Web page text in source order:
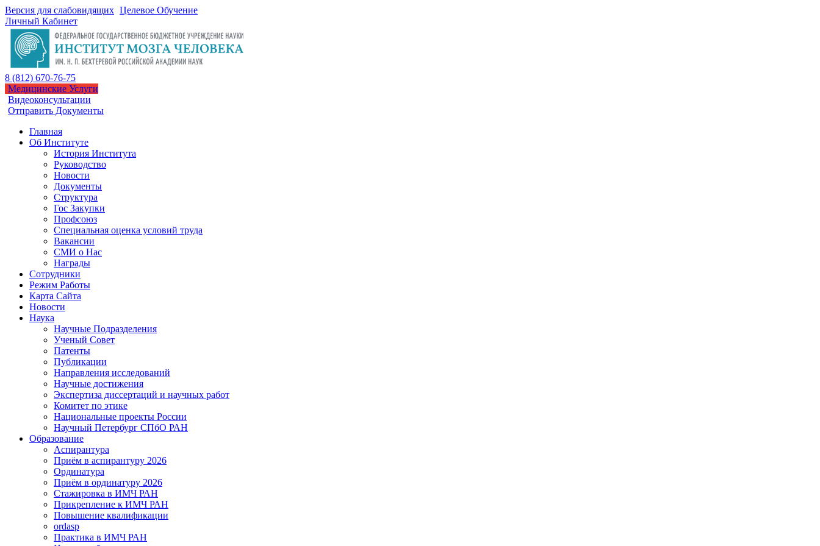
Версия для слабовидящих Целевое Обучение
Личный Кабинет
8 (812) 670-76-75
Медицинские Услуги
Видеоконсультации
Отправить Документы
Главная
Об Институте
История Института
Руководство
Новости
Документы
Структура
Гос Закупки
Профсоюз
Специальная оценка условий труда
Вакансии
СМИ о Нас
Награды
Сотрудники
Режим Работы
Карта Сайта
Новости
Наука
Научные Подразделения
Ученый Совет
Патенты
Публикации
Направления исследований
Научные достижения
Экспертиза диссертаций и научных работ
Комитет по этике
Национальные проекты России
Научный Петербург СПбО РАН
Образование
Аспирантура
Приём в аспирантуру 2026
Ординатура
Приём в ординатуру 2026
Стажировка в ИМЧ РАН
Прикрепление к ИМЧ РАН
Повышение квалификации
ordasp
Практика в ИМЧ РАН